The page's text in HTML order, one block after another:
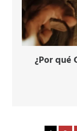
¿Por qué